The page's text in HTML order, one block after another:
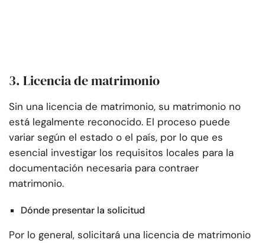
3. Licencia de matrimonio
Sin una licencia de matrimonio, su matrimonio no
está legalmente reconocido. El proceso puede
variar según el estado o el país, por lo que es
esencial investigar los requisitos locales para la
documentación necesaria para contraer
matrimonio.
Dónde presentar la solicitud
Por lo general, solicitará una licencia de matrimonio